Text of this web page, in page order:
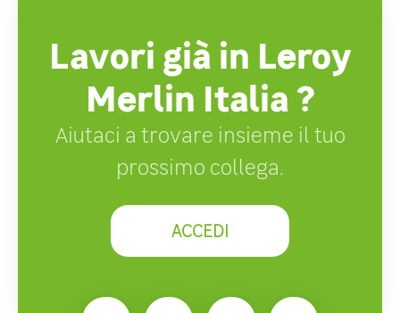
Lavori già in Leroy
Merlin Italia ?
Aiutaci a trovare insieme il tuo
prossimo collega.
ACCEDI